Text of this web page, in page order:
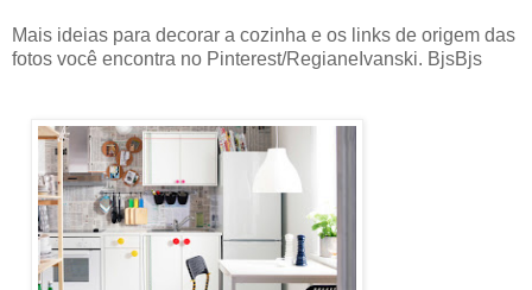
Mais ideias para decorar a cozinha e os links de origem das
fotos você encontra no Pinterest/RegianeIvanski. BjsBjs